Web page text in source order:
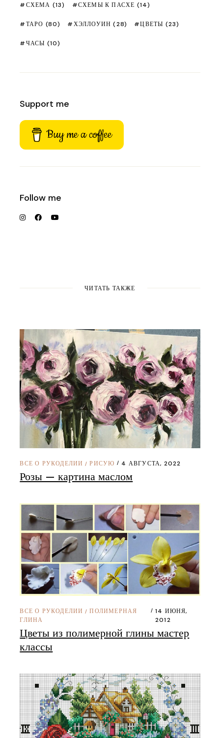
СХЕМА (13) СХЕМЫ К ПАСХЕ (14)
ТАРО (80) ХЭЛЛОУИН (28) ЦВЕТЫ (23)
ЧАСЫ (10)
Support me
Buy me a coffee
Follow me
ЧИТАТЬ ТАКЖЕ
ВСЕ О РУКОДЕЛИИ /РИСУЮ 4 АВГУСТА, 2022
Розы — картина маслом
ВСЕ О РУКОДЕЛИИ /ПОЛИМЕРНАЯ
ГЛИНА
14 ИЮНЯ,
2012
Цветы из полимерной глины мастер
классы